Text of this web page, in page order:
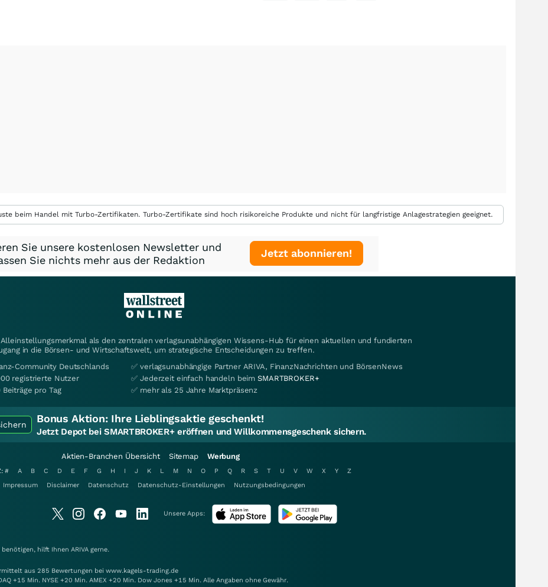
beim Handel mit Turbo-Zertifikaten. Turbo-Zertifikate sind hoch risikoreiche Produkte und nicht für langfristige Anlagestrategien geeignet.
Sie unsere kostenlosen Newsletter und
Sie nichts mehr aus der Redaktion
Jetzt abonnieren!
als den zentralen verlagsunabhängigen Wissens-Hub für einen aktuellen und fundierten
in die Börsen- und Wirtschaftswelt, um strategische Entscheidungen zu treffen.
Community Deutschlands
registrierte Nutzer
pro Tag
✅ verlagsunabhängige Partner ARIVA, FinanzNachrichten und BörsenNews
✅ Jederzeit einfach handeln beimSMARTBROKER+
✅ mehr als 25 Jahre Marktpräsenz
Bonus Aktion: Ihre Lieblingsaktie geschenkt!
Jetzt Depot bei SMARTBROKER+ eröffnen und Willkommensgeschenk sichern.
Aktien-Branchen Übersicht Sitemap Werbung
# A B C D E F G H I J K L M N O P Q R S T U V W X Y
Z
Impressum
Disclaimer Datenschutz Datenschutz-Einstellungen Nutzungsbedingungen
Unsere Apps:
benötigen, hilft Ihnen ARIVA gerne.
aus 285 Bewertungen bei www.kagels-trading.de
+15 Min. NYSE +20 Min. AMEX +20 Min. Dow Jones +15 Min. Alle Angaben ohne Gewähr.